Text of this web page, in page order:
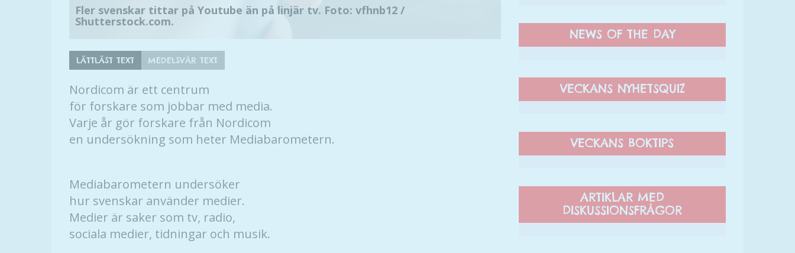
Fler svenskar tittar på Youtube än på linjär tv. Foto: vfhnb12 /
Shutterstock.com.
LÄTTLÄST TEXT MEDELSVÅR TEXT
Nordicom är ett centrum
för forskare som jobbar med media.
Varje år gör forskare från Nordicom
en undersökning som heter Mediabarometern.
Mediabarometern undersöker
hur svenskar använder medier.
Medier är saker som tv, radio,
sociala medier, tidningar och musik.
NEWS OF THE DAY
VECKANS NYHETSQUIZ
VECKANS BOKTIPS
ARTIKLAR MED
DISKUSSIONSFRÅGOR